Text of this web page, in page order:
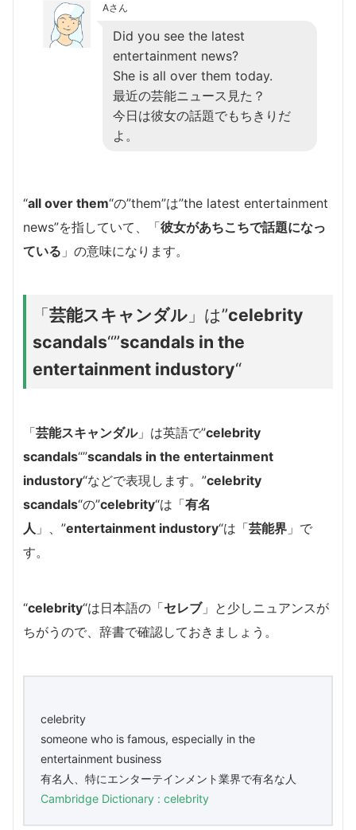
Aさん
Did you see the latest
entertainment news?
She is all over them today.
最近の芸能ニュース見た？
今日は彼女の話題でもちきりだ
よ。
“all over them“の”them”は”the latest entertainment
news”を指していて、「彼女があちこちで話題になっ
ている 」の意味になります。
「芸能スキャンダル 」は”celebrity
scandals“”scandals in the
entertainment industory“
「芸能スキャンダル」は英語で”celebrity
scandals“”scandals in the entertainment
industory“などで表現します。”celebrity
scandals“の”celebrity“は「有名
人 」、”entertainment industory“は「芸能界 」で
す。
“celebrity“は日本語の「セレブ」と少しニュアンスが
ちがうので、辞書で確認しておきましょう。
celebrity
someone who is famous, especially in the
entertainment business
有名人、特にエンターテインメント業界で有名な人
Cambridge Dictionary : celebrity